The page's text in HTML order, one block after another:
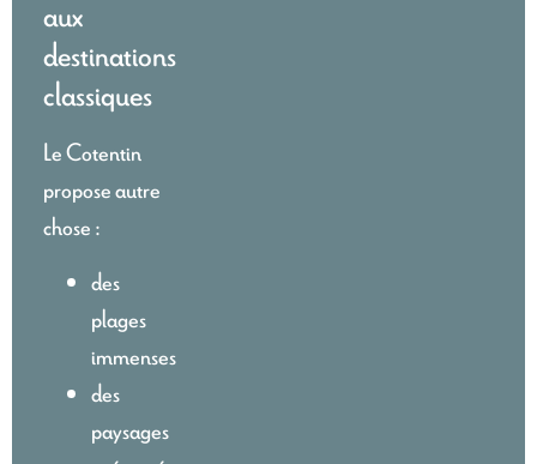
aux
destinations
classiques
Le Cotentin
propose autre
chose :
des
plages
immenses
des
paysages